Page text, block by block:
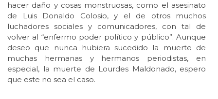
hacer daño y cosas monstruosas, como el asesinato
de Luis Donaldo Colosio, y el de otros muchos
luchadores sociales y comunicadores, con tal de
volver al “enfermo poder político y público”. Aunque
deseo que nunca hubiera sucedido la muerte de
muchas hermanas y hermanos periodistas, en
especial, la muerte de Lourdes Maldonado, espero
que este no sea el caso.